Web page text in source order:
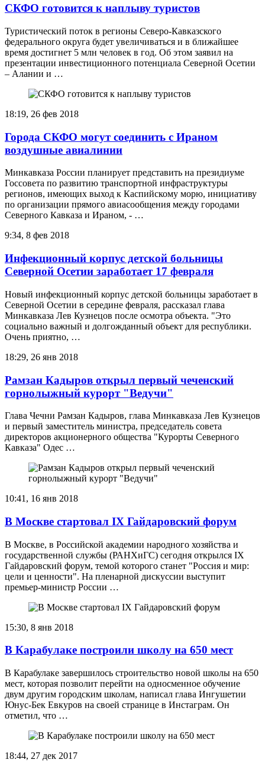
СКФО готовится к наплыву туристов
Туристический поток в регионы Северо-Кавказского
федерального округа будет увеличиваться и в ближайшее
время достигнет 5 млн человек в год. Об этом заявил на
презентации инвестиционного потенциала Северной Осетии
– Алании и …
18:19, 26 фев 2018
Города СКФО могут соединить с Ираном
воздушные авиалинии
Минкавказа России планирует представить на президиуме
Госсовета по развитию транспортной инфраструктуры
регионов, имеющих выход к Каспийскому морю, инициативу
по организации прямого авиасообщения между городами
Северного Кавказа и Ираном, - …
9:34, 8 фев 2018
Инфекционный корпус детской больницы
Северной Осетии заработает 17 февраля
Новый инфекционный корпус детской больницы заработает в
Северной Осетии в середине февраля, рассказал глава
Минкавказа Лев Кузнецов после осмотра объекта. "Это
социально важный и долгожданный объект для республики.
Очень приятно, …
18:29, 26 янв 2018
Рамзан Кадыров открыл первый чеченский
горнолыжный курорт "Ведучи"
Глава Чечни Рамзан Кадыров, глава Минкавказа Лев Кузнецов
и первый заместитель министра, председатель совета
директоров акционерного общества "Курорты Северного
Кавказа" Одес …
10:41, 16 янв 2018
В Москве стартовал IX Гайдаровский форум
В Москве, в Российской академии народного хозяйства и
государственной службы (РАНХиГС) сегодня открылся IX
Гайдаровский форум, темой которого станет "Россия и мир:
цели и ценности". На пленарной дискуссии выступит
премьер-министр России …
15:30, 8 янв 2018
В Карабулаке построили школу на 650 мест
В Карабулаке завершилось строительство новой школы на 650
мест, которая позволит перейти на односменное обучение
двум другим городским школам, написал глава Ингушетии
Юнус-Бек Евкуров на своей странице в Инстаграм. Он
отметил, что …
18:44, 27 дек 2017